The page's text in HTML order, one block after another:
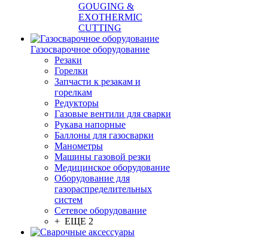
GOUGING &
EXOTHERMIC
CUTTING
Газосварочное оборудование
Резаки
Горелки
Запчасти к резакам и
горелкам
Редукторы
Газовые вентили для сварки
Рукава напорные
Баллоны для газосварки
Манометры
Машины газовой резки
Медицинское оборудование
Оборудование для
газораспределительных
систем
Сетевое оборудование
+ ЕЩЕ 2